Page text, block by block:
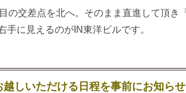
の交差点を北へ。そのまま直進して頂き
手に見えるのがIN東洋ビルです。
越しいただける日程を事前にお知ら